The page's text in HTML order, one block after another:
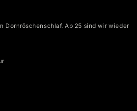
Dornröschenschlaf. Ab 25 sind wir wieder